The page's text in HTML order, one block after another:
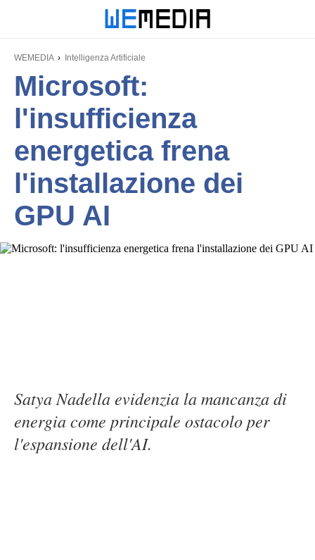
WEMEDIA Intelligenza Artificiale
Microsoft:
l'insufficienza
energetica frena
l'installazione dei
GPU AI
Satya Nadella evidenzia la mancanza di
energia come principale ostacolo per
l'espansione dell'AI.